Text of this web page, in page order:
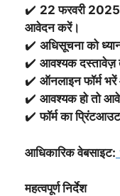
✔️ 22 फरवरी
आवेदन करें।
✔️ अधिसूचना को
✔️ आवश्यक दस्तावेज़
✔️ ऑनलाइन फॉर्म
✔️ आवश्यक हो तो
✔️फॉर्म का
आधिकारिक वेबसाइट:
महत्वपूर्ण निर्देश